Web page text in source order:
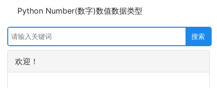
Python Number(数字)数值数据类型
欢迎！